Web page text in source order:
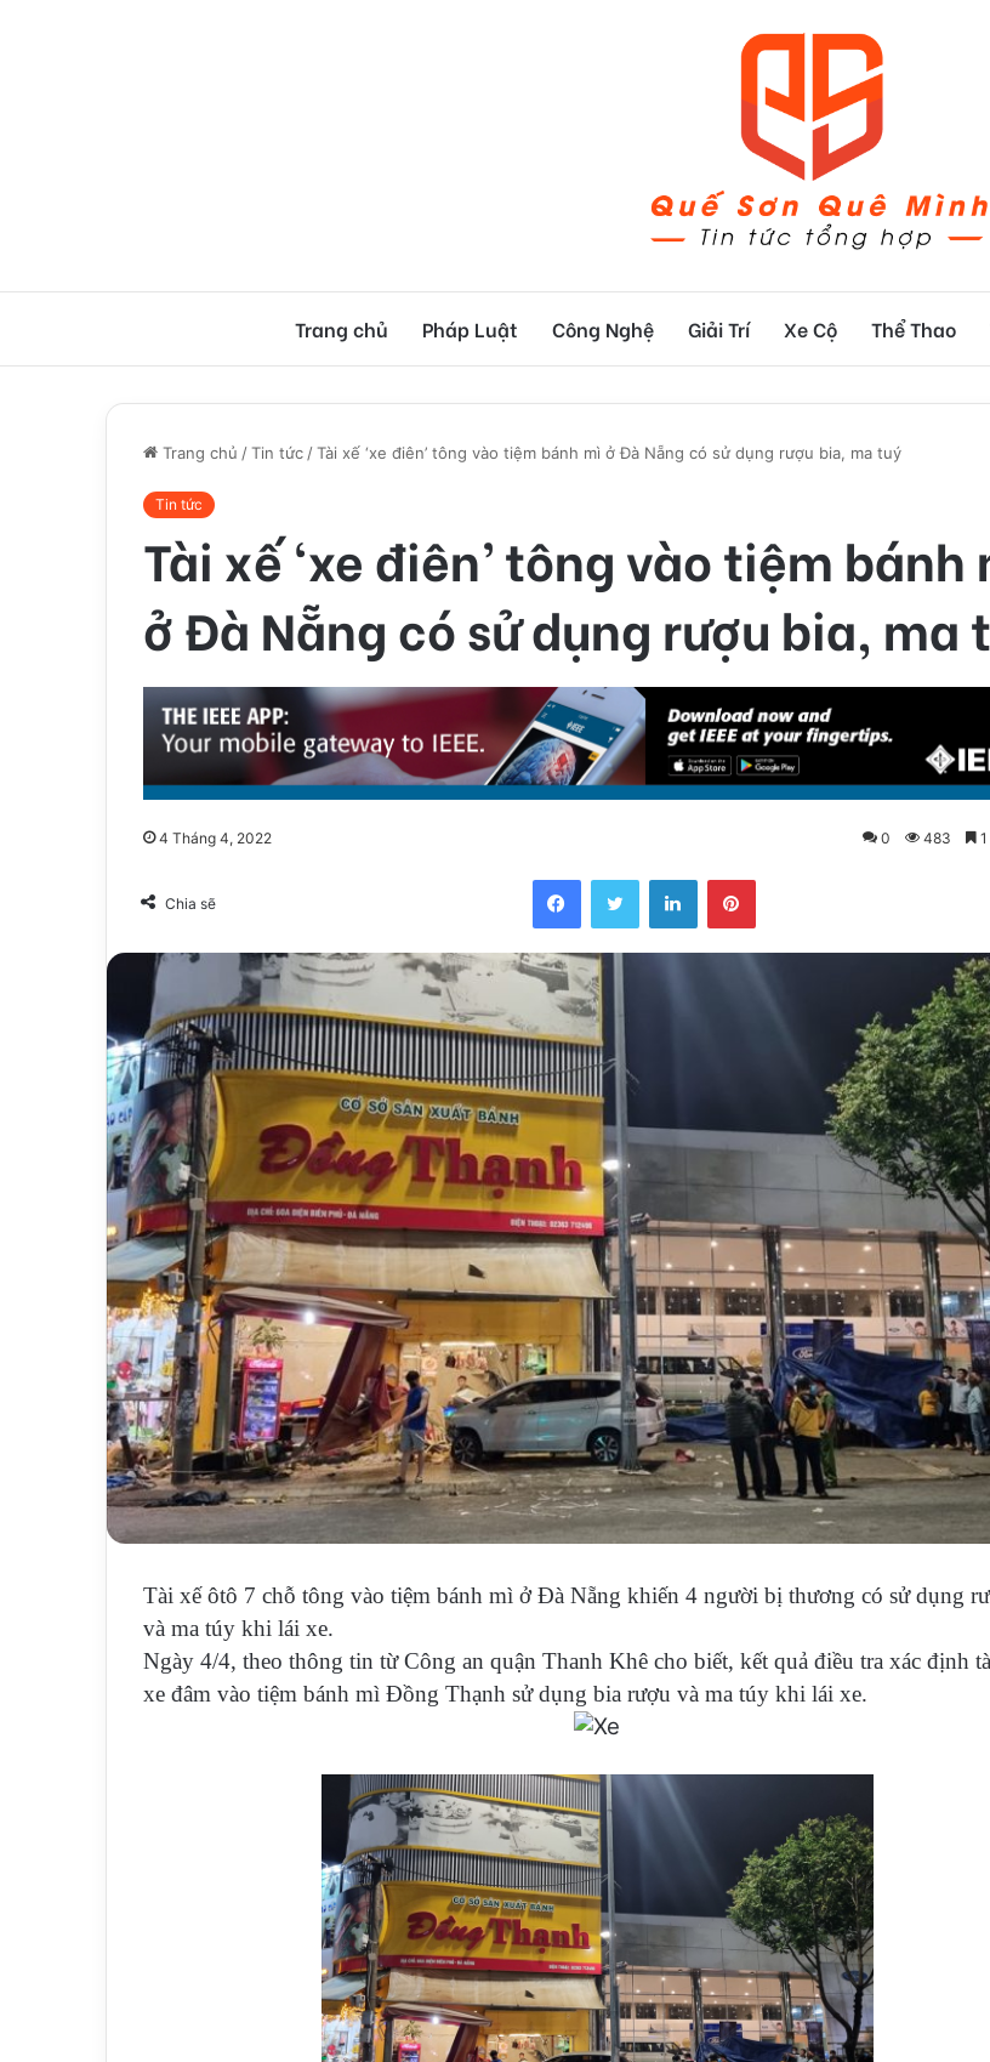
Trang chủ Pháp Luật Công Nghệ Giải Trí Xe Cộ Thể Thao
Trang chủ /Tin tức /Tài xế ‘xe điên’ tông vào tiệm bánh mì ở Đà Nẵng có sử dụng rượu bia, ma tuý
Tin tức
Tài xế ‘xe điên’ tông vào tiệm bánh
ở Đà Nẵng có sử dụng rượu bia, ma
4 Tháng 4, 2022 0 483
Chia sẽ
FacebookTwitter LinkedInPinterest
Tài xế ôtô 7 chỗ tông vào tiệm bánh mì ở Đà Nẵng khiến 4 người bị thương có sử dụng
và ma túy khi lái xe.
Ngày 4/4, theo thông tin từ Công an quận Thanh Khê cho biết, kết quả điều tra xác định
xe đâm vào tiệm bánh mì Đồng Thạnh sử dụng bia rượu và ma túy khi lái xe.